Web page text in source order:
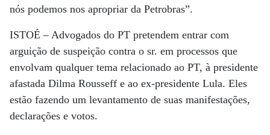
nós podemos nos apropriar da Petrobras”.
ISTOÉ – Advogados do PT pretendem entrar com
arguição de suspeição contra o sr. em processos que
envolvam qualquer tema relacionado ao PT, à presidente
afastada Dilma Rousseff e ao ex-presidente Lula. Eles
estão fazendo um levantamento de suas manifestações,
declarações e votos.